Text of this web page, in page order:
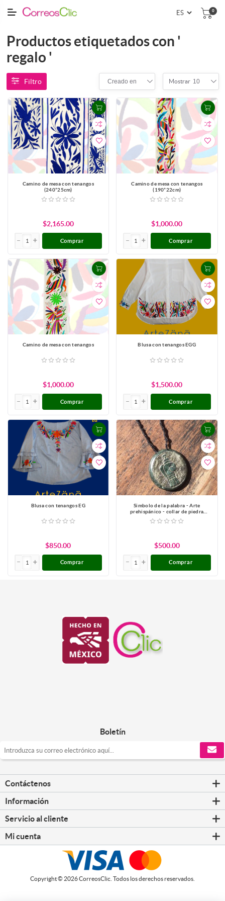
0
Productos etiquetados con '
regalo '
Filtro Creado en Mostrar 10
Camino de mesa con tenangos
(240*25cm)
$2,165.00
Comprar
Camino de mesa con tenangos
(190*22cm)
$1,000.00
Comprar
Camino de mesa con tenangos
$1,000.00
Comprar
Blusa con tenangos EGG
$1,500.00
Comprar
Blusa con tenangos EG
$850.00
Comprar
Simbolo de la palabra - Arte
prehispánico - collar de piedra
serpentina estilo jade guatemalteco
$500.00
Comprar
Boletín
Contáctenos
Información
Servicio al cliente
Mi cuenta
Copyright © 2026 CorreosClic. Todos los derechos reservados.